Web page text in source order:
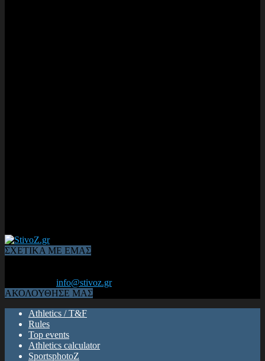
ΣΧΕΤΙΚΑ ΜΕ ΕΜΑΣ
info@stivoz.gr
ΑΚΟΛΟΥΘΗΣΕ ΜΑΣ
Athletics / T&F
Rules
Top events
Athletics calculator
SportsphotoZ